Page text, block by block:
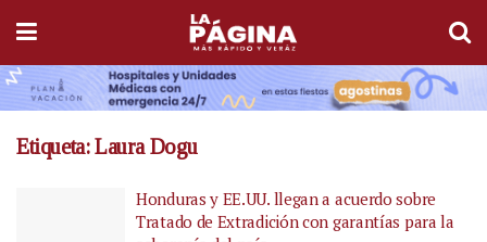
Etiqueta:Laura Dogu
Honduras y EE.UU. llegan a acuerdo sobre
Tratado de Extradición con garantías para la